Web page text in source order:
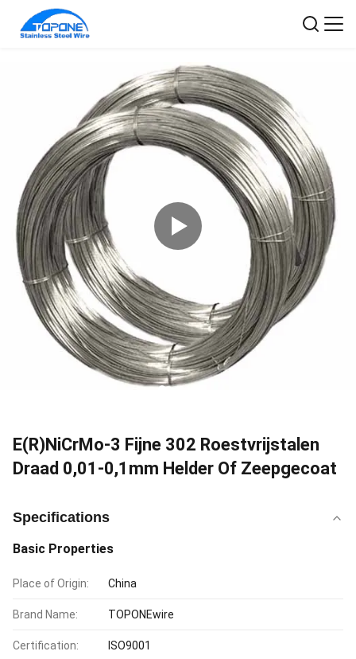
E(R)NiCrMo-3 Fijne 302 Roestvrijstalen
Draad 0,01-0,1mm Helder Of Zeepgecoat
Specifications
Basic Properties
Place of Origin: China
Brand Name: TOPONEwire
Certification: ISO9001